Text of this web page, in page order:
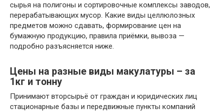
сырья на полигоны и сортировочные комплексы заводов,
перерабатывающих мусор. Какие виды целлюлозных
предметов можно сдавать, формирование цен на
бумажную продукцию, правила приёмки, вывоза —
подробно разъясняется ниже.
Цены на разные виды макулатуры – за
1кг и тонну
Принимают вторсырьё от граждан и юридических лиц
стационарные базы и передвижные пункты компаний